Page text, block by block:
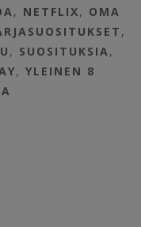
, NETFLIX, OMA
,
, SUOSITUKSIA,
, YLEINEN 8